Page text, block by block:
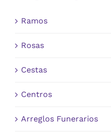
Ramos
Rosas
Cestas
Centros
Arreglos Funerarios